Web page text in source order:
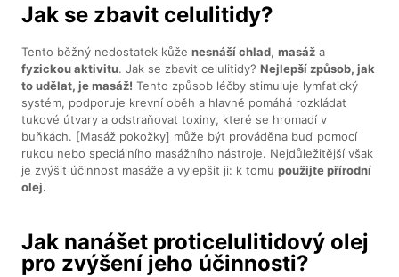
Jak se zbavit celulitidy?
Tento běžný nedostatek kůženesnáší chlad,masáž a
fyzickou aktivitu. Jak se zbavit celulitidy?Nejlepší způsob, jak
to udělat, je masáž! Tento způsob léčby stimuluje lymfatický
systém, podporuje krevní oběh a hlavně pomáhá rozkládat
tukové útvary a odstraňovat toxiny, které se hromadí v
buňkách. [Masáž pokožky] může být prováděna buď pomocí
rukou nebo speciálního masážního nástroje. Nejdůležitější však
je zvýšit účinnost masáže a vylepšit ji: k tomupoužijte přírodní
olej.
Jak nanášet proticelulitidový olej
pro zvýšení jeho účinnosti?